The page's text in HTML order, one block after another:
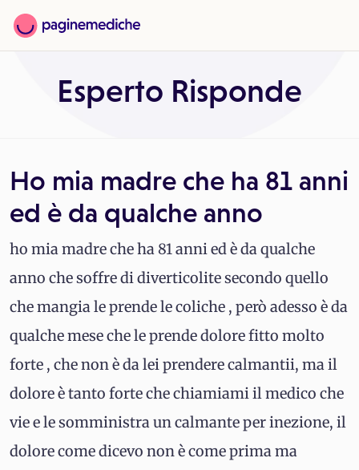
Esperto Risponde
Ho mia madre che ha 81 anni
ed è da qualche anno
ho mia madre che ha 81 anni ed è da qualche
anno che soffre di diverticolite secondo quello
che mangia le prende le coliche , però adesso è da
qualche mese che le prende dolore fitto molto
forte , che non è da lei prendere calmantii, ma il
dolore è tanto forte che chiamiami il medico che
vie e le somministra un calmante per inezione, il
dolore come dicevo non è come prima ma